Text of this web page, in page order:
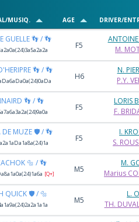
MUSIQ. AGE DRIVER/
GUELLE 👣 / 👣
F5
M.
👣 / 👣
H6
N.
P.Y.
👣 / 👣
F5
LORIS
F.
DE MUZE 🛡️ / 👣
F5
I.
S.
🔩 / 👣
[Q+] M5
M.
Marius
QUICK 🛡️ / 🔩
M5
L.
TH.